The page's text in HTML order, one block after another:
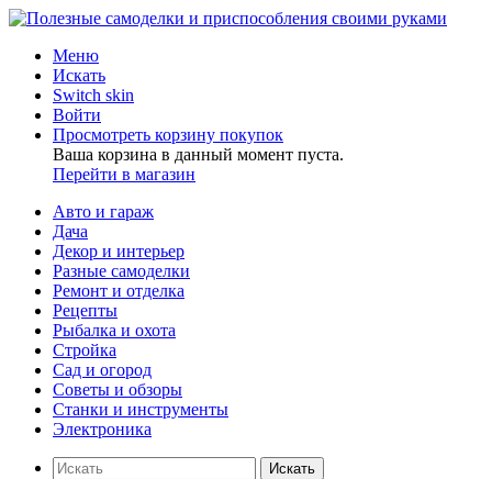
Меню
Искать
Switch skin
Войти
Просмотреть корзину покупок
Ваша корзина в данный момент пуста.
Перейти в магазин
Авто и гараж
Дача
Декор и интерьер
Разные самоделки
Ремонт и отделка
Рецепты
Рыбалка и охота
Стройка
Сад и огород
Советы и обзоры
Станки и инструменты
Электроника
Искать